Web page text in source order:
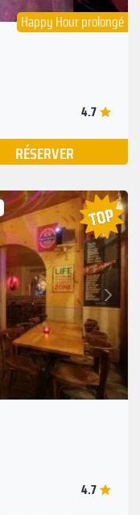
Happy Hour prolongé
4.7
RÉSERVER
Suivant
4.7